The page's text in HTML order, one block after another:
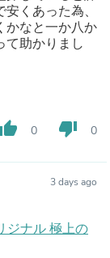
くあった為、
かなと一か八か
て助かりまし
thumb_up 0 thumb_down 0
3 days ago
ジナル 極上の